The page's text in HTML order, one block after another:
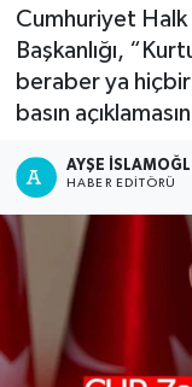
Cumhuriyet Halk
Başkanlığı,
beraber ya
basın
AYŞE
HABER EDITÖRÜ
Alaplı
Devrek
Gökçebey
Bartın
Karabük
Spor
Tüm
Son Dakika
Haber Arşivi